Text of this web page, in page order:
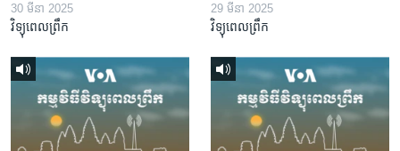
30 មីនា 2025
វិទ្យុពេលព្រឹក
29 មីនា 2025
វិទ្យុពេលព្រឹក